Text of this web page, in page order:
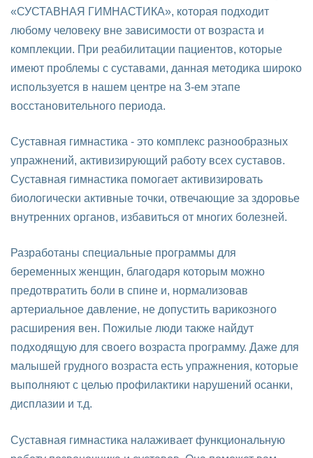
«СУСТАВНАЯ ГИМНАСТИКА», которая подходит
любому человеку вне зависимости от возраста и
комплекции. При реабилитации пациентов, которые
имеют проблемы с суставами, данная методика широко
используется в нашем центре на 3-ем этапе
восстановительного периода.
Суставная гимнастика - это комплекс разнообразных
упражнений, активизирующий работу всех суставов.
Суставная гимнастика помогает активизировать
биологически активные точки, отвечающие за здоровье
внутренних органов, избавиться от многих болезней.
Разработаны специальные программы для
беременных женщин, благодаря которым можно
предотвратить боли в спине и, нормализовав
артериальное давление, не допустить варикозного
расширения вен. Пожилые люди также найдут
подходящую для своего возраста программу. Даже для
малышей грудного возраста есть упражнения, которые
выполняют с целью профилактики нарушений осанки,
дисплазии и т.д.
Суставная гимнастика налаживает функциональную